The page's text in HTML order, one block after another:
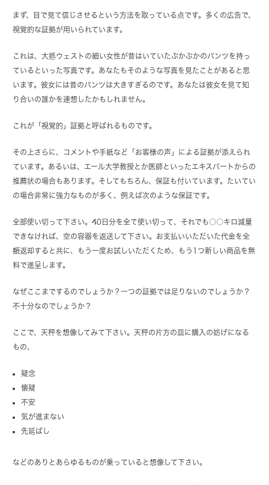
まず、目で見て信じさせるという方法を取っている点です。多くの広告で、
視覚的な証拠が用いられています。
これは、大抵ウェストの細い女性が昔はいていたぶかぶかのパンツを持っ
ているといった写真です。あなたもそのような写真を見たことがあると思
います。彼女には昔のパンツは大きすぎるのです。あなたは彼女を見て知
り合いの誰かを連想したかもしれません。
これが「視覚的」証拠と呼ばれるものです。
その上さらに、コメントや手紙など「お客様の声」による証拠が添えられ
ています。あるいは、エール大学教授とか医師といったエキスパートからの
推薦状の場合もあります。そしてもちろん、保証も付いています。たいてい
の場合非常に強力なものが多く、例えば次のような保証です。
全部使い切って下さい。40日分を全て使い切って、それでも○○キロ減量
できなければ、空の容器を返送して下さい。お支払いいただいた代金を全
額返却すると共に、もう一度お試しいただくため、もう1つ新しい商品を無
料で進呈します。
なぜここまでするのでしょうか？一つの証拠では足りないのでしょうか？
不十分なのでしょうか？
ここで、天秤を想像してみて下さい。天秤の片方の皿に購入の妨げになる
もの、
疑念
懐疑
不安
気が進まない
先延ばし
などのありとあらゆるものが乗っていると想像して下さい。